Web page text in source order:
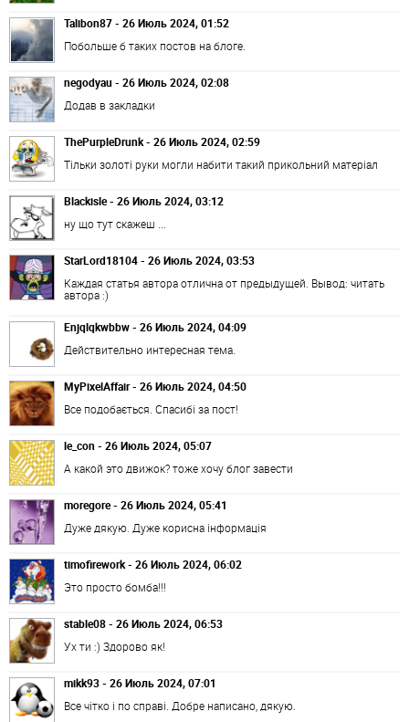
Talibon87 - 26 Июль 2024, 01:52
Побольше б таких постов на блоге.
negodyau - 26 Июль 2024, 02:08
Додав в закладки
ThePurpleDrunk - 26 Июль 2024, 02:59
Тільки золоті руки могли набити такий прикольний матеріал
Blackisle - 26 Июль 2024, 03:12
ну що тут скажеш ...
StarLord18104 - 26 Июль 2024, 03:53
Каждая статья автора отлична от предыдущей. Вывод: читать
автора :)
Enjqlqkwbbw - 26 Июль 2024, 04:09
Действительно интересная тема.
MyPixelAffair - 26 Июль 2024, 04:50
Все подобається. Спасибі за пост!
le_con - 26 Июль 2024, 05:07
А какой это движок? тоже хочу блог завести
moregore - 26 Июль 2024, 05:41
Дуже дякую. Дуже корисна інформація
timofirework - 26 Июль 2024, 06:02
Это просто бомба!!!
stable08 - 26 Июль 2024, 06:53
Ух ти :) Здорово як!
mikk93 - 26 Июль 2024, 07:01
Все чітко і по справі. Добре написано, дякую.